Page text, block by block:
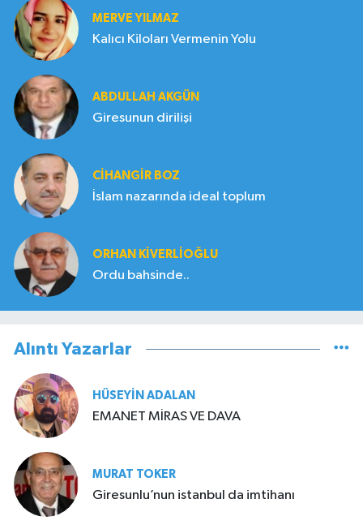
MERVE YILMAZ
Kalıcı Kiloları Vermenin Yolu
ABDULLAH AKGÜN
Giresunun dirilişi
CIHANGIR BOZ
İslam nazarında ideal toplum
ORHAN KIVERLIOĞLU
Ordu bahsinde..
Alıntı Yazarlar
HÜSEYIN ADALAN
EMANET MİRAS VE DAVA
MURAT TOKER
Giresunlu’nun istanbul da imtihanı